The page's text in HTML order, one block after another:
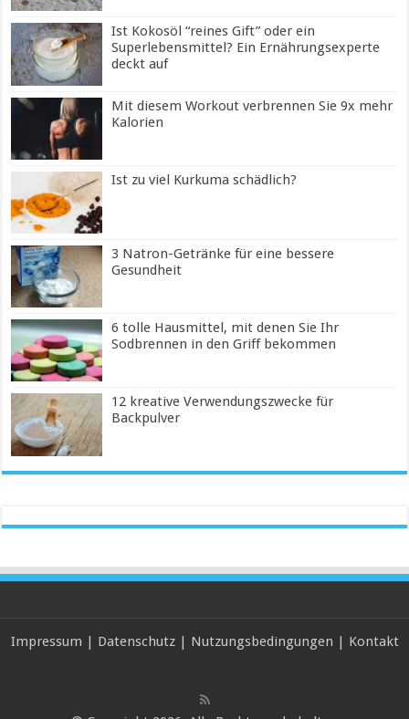
Ist Kokosöl “reines Gift” oder ein
Superlebensmittel? Ein Ernährungsexperte
deckt auf
Mit diesem Workout verbrennen Sie 9x mehr
Kalorien
Ist zu viel Kurkuma schädlich?
3 Natron-Getränke für eine bessere
Gesundheit
6 tolle Hausmittel, mit denen Sie Ihr
Sodbrennen in den Griff bekommen
12 kreative Verwendungszwecke für
Backpulver
Impressum | Datenschutz| Nutzungsbedingungen | Kontakt